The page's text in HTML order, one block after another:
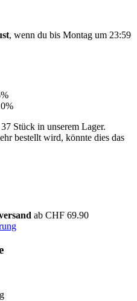
, wenn du bis Montag um 23:59
Stück in unserem Lager.
bestellt wird, könnte dies das
ab CHF 69.90